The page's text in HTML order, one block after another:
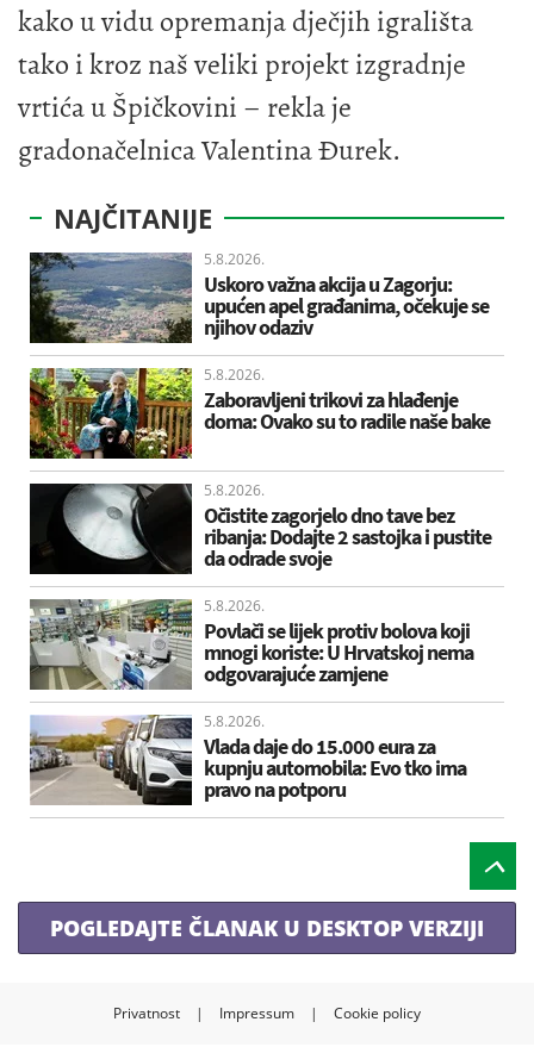
kako u vidu opremanja dječjih igrališta
tako i kroz naš veliki projekt izgradnje
vrtića u Špičkovini – rekla je
gradonačelnica Valentina Đurek.
NAJČITANIJE
5.8.2026.
Uskoro važna akcija u Zagorju:
upućen apel građanima, očekuje se
njihov odaziv
5.8.2026.
Zaboravljeni trikovi za hlađenje
doma: Ovako su to radile naše bake
5.8.2026.
Očistite zagorjelo dno tave bez
ribanja: Dodajte 2 sastojka i pustite
da odrade svoje
5.8.2026.
Povlači se lijek protiv bolova koji
mnogi koriste: U Hrvatskoj nema
odgovarajuće zamjene
5.8.2026.
Vlada daje do 15.000 eura za
kupnju automobila: Evo tko ima
pravo na potporu
POGLEDAJTE ČLANAK U DESKTOP VERZIJI
Privatnost | Impressum | Cookie policy